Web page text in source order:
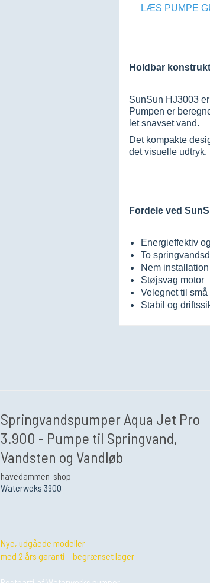
LÆS PUMPE
Holdbar
SunSun HJ3003
Pumpen er
let snavset vand.
Det kompakte
det visuelle udtryk.
Fordele ved
Energieffektiv
To
Nem
Støjsvag motor
Velegnet til
Stabil og
Springvandspumper Aqua Jet Pro
3.900 - Pumpe til Springvand,
Vandsten og Vandløb
havedammen-shop
Waterweks 3900
Nye, udgåede modeller
med 2 års garanti – begrænset lager